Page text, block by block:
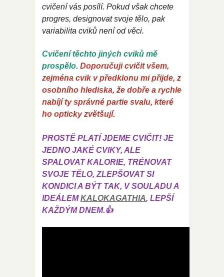
cvičení vás posílí. Pokud však chcete
progres, designovat svoje tělo, pak
variabilita cviků není od věci.
Cvičení těchto jiných cviků mě
prospělo. Doporučuji cvičit všem,
zejména cvik v předklonu mi přijde, z
osobního hlediska, že dobře a rychle
nabíjí ty správné partie svalu, které
ho opticky zvětšují.
PROSTĚ PLATÍ JDEME CVIČIT! JE
JEDNO JAKÉ CVIKY, ALE
SPALOVAT KALORIE, TRÉNOVAT
SVOJE TĚLO, ZLEPŠOVAT SI
KONDICI A BÝT TAK, V SOULADU A
IDEÁLEMKALOKAGATHIA, LEPŠÍ
KAŽDÝM DNEM.👍